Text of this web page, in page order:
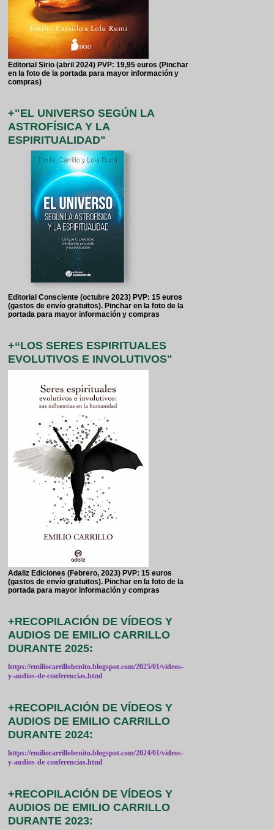
Editorial Sirio (abril 2024) PVP: 19,95 euros (Pinchar
en la foto de la portada para mayor información y
compras)
+"EL UNIVERSO SEGÚN LA
ASTROFÍSICA Y LA
ESPIRITUALIDAD"
Editorial Consciente (octubre 2023) PVP: 15 euros
(gastos de envío gratuitos). Pinchar en la foto de la
portada para mayor información y compras
+“LOS SERES ESPIRITUALES
EVOLUTIVOS E INVOLUTIVOS"
Adaliz Ediciones (Febrero, 2023) PVP: 15 euros
(gastos de envío gratuitos). Pinchar en la foto de la
portada para mayor información y compras
+RECOPILACIÓN DE VÍDEOS Y
AUDIOS DE EMILIO CARRILLO
DURANTE 2025:
https://emiliocarrillobenito.blogspot.com/2025/01/videos-
y-audios-de-conferencias.html
+RECOPILACIÓN DE VÍDEOS Y
AUDIOS DE EMILIO CARRILLO
DURANTE 2024:
https://emiliocarrillobenito.blogspot.com/2024/01/videos-
y-audios-de-conferencias.html
+RECOPILACIÓN DE VÍDEOS Y
AUDIOS DE EMILIO CARRILLO
DURANTE 2023: